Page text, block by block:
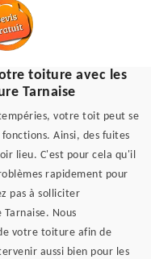
toiture avec les
Tarnaise
votre toit peut se
Ainsi, des fuites
lieu. C'est pour cela qu'il
rapidement pour
pas à solliciter
Nous
votre toiture afin de
aussi bien pour les